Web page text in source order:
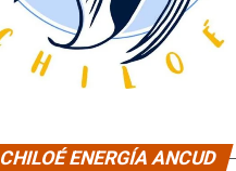
CHILOÉ ENERGÍA ANCUD